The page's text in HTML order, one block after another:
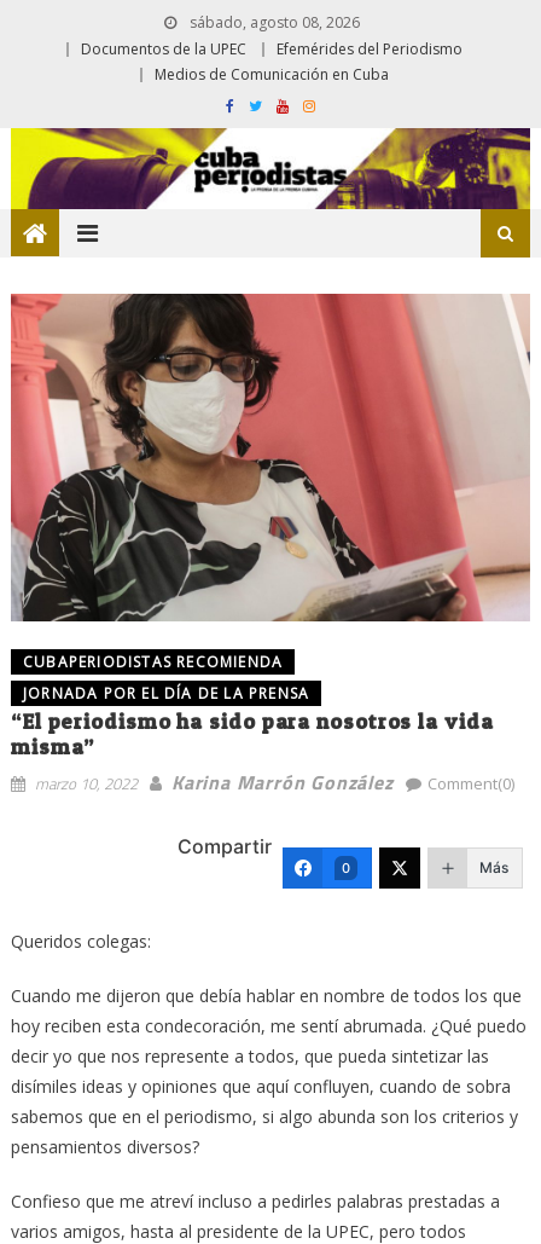
sábado, agosto 08, 2026
Documentos de la UPEC
Efemérides del Periodismo
Medios de Comunicación en Cuba
CUBAPERIODISTAS RECOMIENDA
JORNADA POR EL DÍA DE LA PRENSA
“El periodismo ha sido para nosotros la vida
misma”
marzo 10, 2022 Karina Marrón González Comment(0)
Compartir
0 Más
Queridos colegas:
Cuando me dijeron que debía hablar en nombre de todos los que
hoy reciben esta condecoración, me sentí abrumada. ¿Qué puedo
decir yo que nos represente a todos, que pueda sintetizar las
disímiles ideas y opiniones que aquí confluyen, cuando de sobra
sabemos que en el periodismo, si algo abunda son los criterios y
pensamientos diversos?
Confieso que me atreví incluso a pedirles palabras prestadas a
varios amigos, hasta al presidente de la UPEC, pero todos